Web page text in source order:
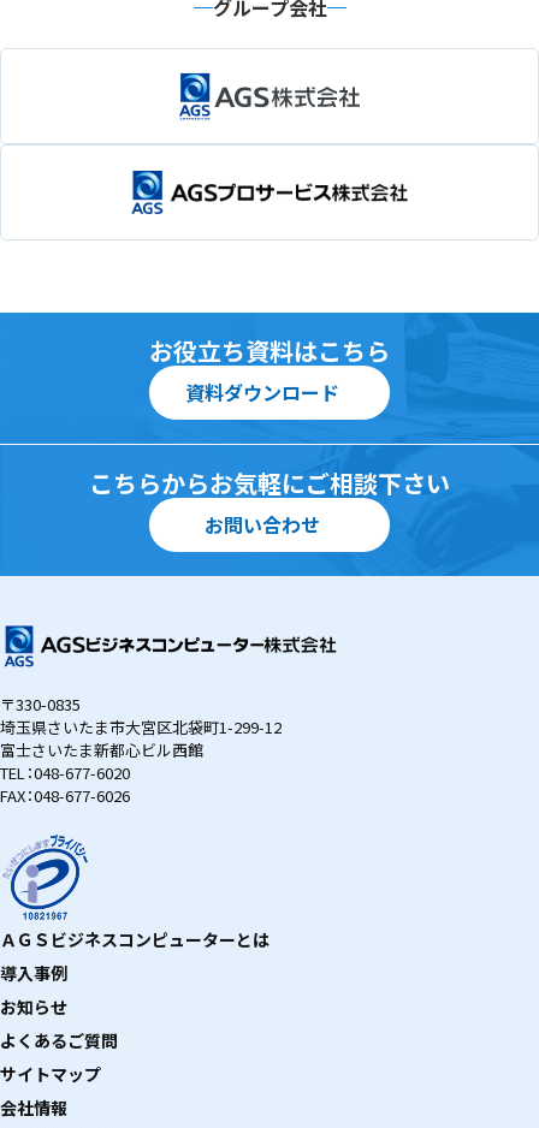
グループ会社
お役立ち資料はこちら
資料ダウンロード
こちらからお気軽にご相談下さい
お問い合わせ
〒330-0835
埼玉県さいたま市大宮区北袋町1-299-12
富士さいたま新都心ビル西館
TEL：048-677-6020
FAX：048-677-6026
ＡＧＳビジネスコンピューターとは
導入事例
お知らせ
よくあるご質問
サイトマップ
会社情報